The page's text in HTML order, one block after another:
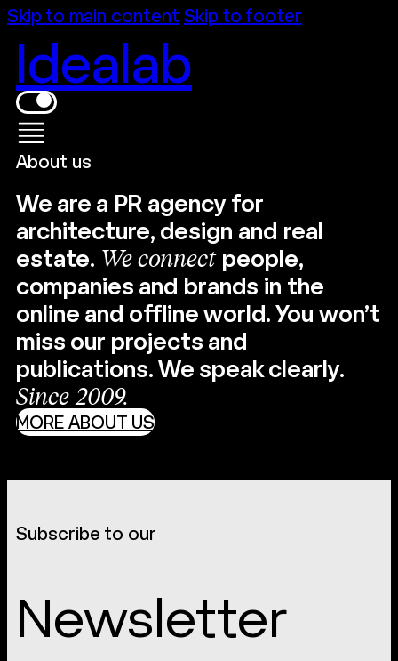
Skip to main content Skip to footer
Idealab
About us
We are a PR agency for
architecture, design and real
estate. We connectpeople,
companies and brands in the
online and offline world. You won’t
miss our projects and
publications. We speak clearly.
Since 2009.
MORE ABOUT US
Subscribe to our
Newsletter